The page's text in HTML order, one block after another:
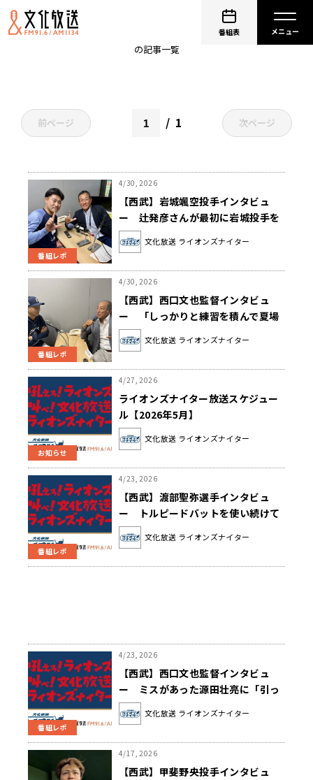
番組表
の記事一覧
前ページ 1 次ページ
番組レポ
4/30, 2026
【西武】岩城颯空投手インタビュ
ー 辻発彦さんが最初に岩城投手を
見た時の意外な感想とは？
文化放送 ライオンズナイター
番組レポ
4/30, 2026
【西武】西口文也監督インタビュ
ー 「しっかりと練習を積んで夏場
を乗り切っていきたい」
文化放送 ライオンズナイター
お知らせ
4/27, 2026
ライオンズナイター放送スケジュー
ル【2026年5月】
文化放送 ライオンズナイター
番組レポ
4/23, 2026
【西武】渡部聖弥選手インタビュ
ー トルピードバットを使い続けて
いる理由とは？
文化放送 ライオンズナイター
番組レポ
4/23, 2026
【西武】西口文也監督インタビュ
ー ミスがあった源田壮亮に「引っ
張っていってくれる存在であり続け
てほしい」
文化放送 ライオンズナイター
4/17, 2026
【西武】甲斐野央投手インタビュ